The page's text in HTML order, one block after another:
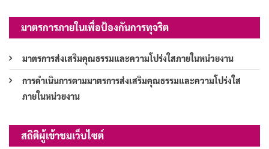
มาตรการภายในเพื่อป้องกันการทุจริต
มาตรการส่งเสริมคุณธรรมและความโปร่งใสภายในหน่วยงาน
การดำเนินการตามมาตรการส่งเสริมคุณธรรมและความโปร่งใส
ภายในหน่วยงาน
สถิติผู้เข้าชมเว็บไซต์